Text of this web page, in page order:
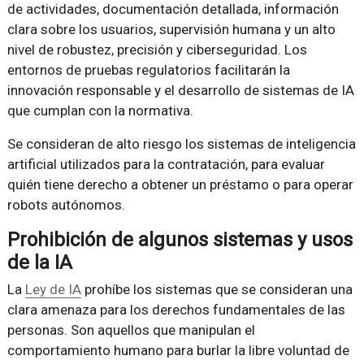
de actividades, documentación detallada, información
clara sobre los usuarios, supervisión humana y un alto
nivel de robustez, precisión y ciberseguridad. Los
entornos de pruebas regulatorios facilitarán la
innovación responsable y el desarrollo de sistemas de IA
que cumplan con la normativa.
Se consideran de alto riesgo los sistemas de inteligencia
artificial utilizados para la contratación, para evaluar
quién tiene derecho a obtener un préstamo o para operar
robots autónomos.
Prohibición de algunos sistemas y usos
de la IA
La Ley de IAprohíbe los sistemas que se consideran una
clara amenaza para los derechos fundamentales de las
personas. Son aquellos que manipulan el
comportamiento humano para burlar la libre voluntad de